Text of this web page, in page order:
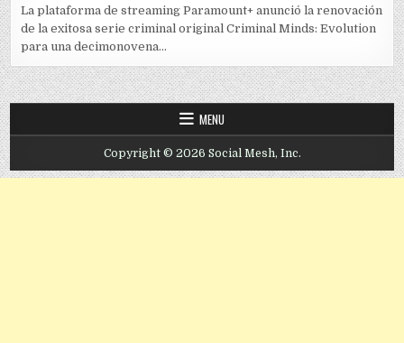
La plataforma de streaming Paramount+ anunció la renovación
de la exitosa serie criminal original Criminal Minds: Evolution
para una decimonovena...
MENU
Copyright © 2026 Social Mesh, Inc.